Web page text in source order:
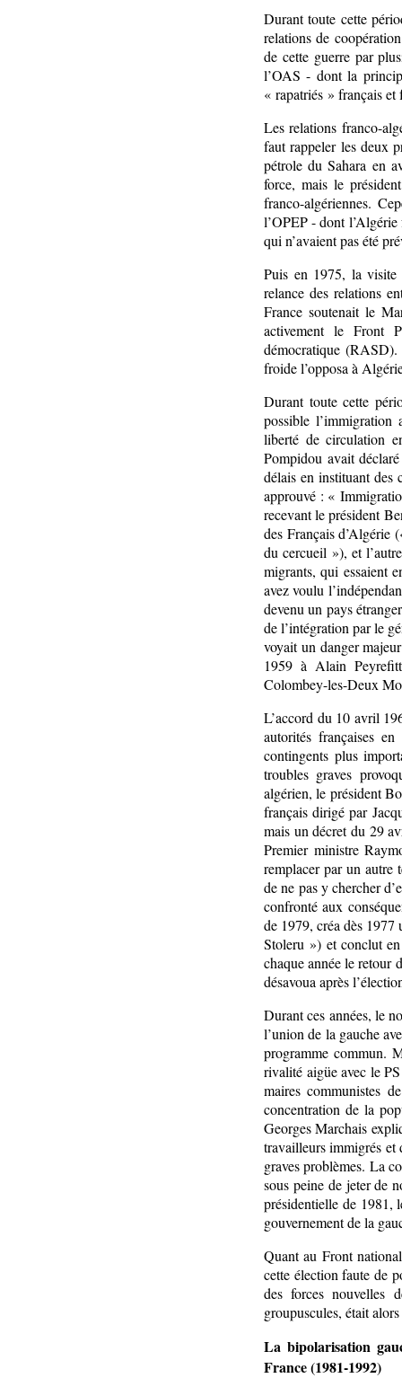
Durant toute cette
relations de
de cette guerre par
l’OAS - dont la
« rapatriés » français et
Les relations franco-
faut rappeler les deux
pétrole du Sahara en
force, mais le
franco-algériennes.
l’OPEP - dont
qui n’avaient pas été
Puis en 1975, la visite
relance des relations
France soutenait le
activement le Front
démocratique
froide l’opposa à
Durant toute cette
possible
liberté de circulation
Pompidou avait
délais en instituant des
approuvé : «
recevant le président
des Français d’Algérie
du cercueil »), et
migrants, qui essaient
avez voulu
devenu un pays
de l’intégration par le
voyait un danger
1959 à Alain
Colombey-les-Deux
L’accord du 10 avril
autorités françaises
contingents plus
troubles graves
algérien, le président
français dirigé par
mais un décret du 29
Premier ministre
remplacer par un autre
de ne pas y chercher
confronté aux
de 1979, créa dès
Stoleru ») et conclut
chaque année le retour
désavoua après
Durant ces années, le
l’union de la gauche
programme commun.
rivalité aigüe avec le
maires communistes
concentration de la
Georges Marchais
travailleurs immigrés et
graves problèmes. La
sous peine de jeter de
présidentielle de 1981,
gouvernement de la
Quant au Front
cette élection faute de
des forces nouvelles
groupuscules, était
La bipolarisation
France (1981-1992)